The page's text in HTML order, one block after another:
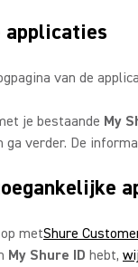
applicaties
van de
je bestaande My
ga verder. De
metShure
My Shure ID hebt,